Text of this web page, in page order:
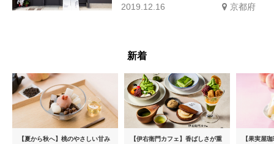
2019.12.16 京都府
新着
【夏から秋へ】桃のやさしい甘み
【伊右衛門カフェ】香ばしさが重
【果実屋